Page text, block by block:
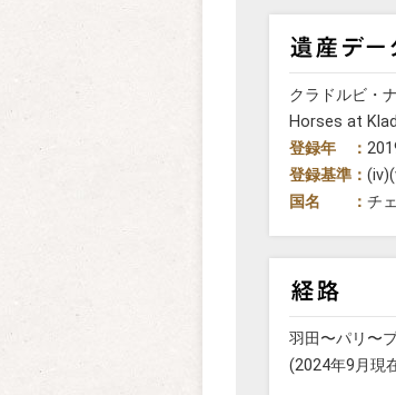
クラドルビ・
Horses at
登録年 ：
登録基準：
国名 ： チ
羽田〜パリ〜
(2024年9月現